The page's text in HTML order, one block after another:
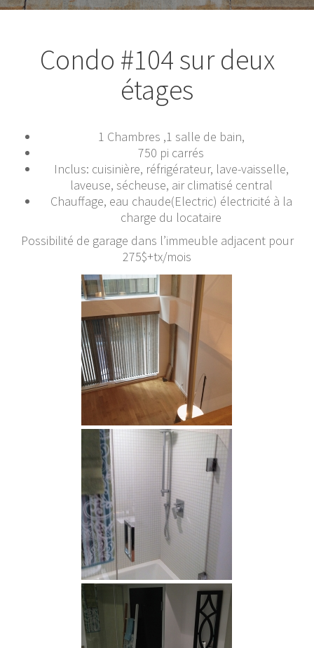
Condo #104 sur deux
étages
1 Chambres ,1 salle de bain,
750 pi carrés
Inclus: cuisinière, réfrigérateur, lave-vaisselle,
laveuse, sécheuse, air climatisé central
Chauffage, eau chaude(Electric) électricité à la
charge du locataire
Possibilité de garage dans l’immeuble adjacent pour
275$+tx/mois